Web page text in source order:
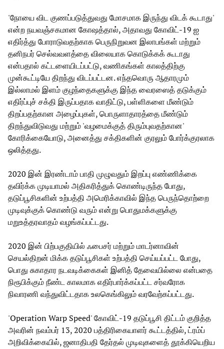
'நோயை விட குணப்படுத்துவது மோசமாக இருந்து விடக் கூடாது'
என்ற நயவஞ்சகமான கோஷத்தால், அதாவது கோவிட்-19 ஐ
எதிர்த்து போராடுவதற்காக பெருநிறுவன இலாபங்கள் மற்றும்
தனிநபர் செல்வவளத்தை விலையாக கொடுக்கக் கூடாது
என்பதால் கட்டளையிடப்பட்டு, வணிகங்கள் காலத்திற்கு
முன்கூட்டியே திறந்து விடப்பட்டன. எந்தவொரு ஆதாரமும்
இல்லாமல் இளம் குழந்தைகளுக்கு இந்த வைரஸைத் தடுக்கும்
எதிர்ப்புச் சக்தி இருப்பதாக வாதிட்டு, பள்ளிகளை மீண்டும்
திறப்பதற்கான அழைப்புகள், பொருளாதாரத்தை மீண்டும்
திறந்துவிடுவது மற்றும் 'வழமைக்குத் திரும்புவதற்கான'
கோரிக்கையோடு, அனைத்து சக்திகளின் குரலும் போர்க்குரலாக
ஒலித்தது.
2020 இன் இரண்டாம் பாதி முழுவதும் இறப்பு எண்ணிக்கை
தவிர்க்க முடியாமல் அதிகரித்துக் கொண்டிருந்த போது,
தடுப்பூசிகளின் உற்பத்தி அமெரிக்காவில் இந்த பெருந்தொற்றை
முடிவுக்குக் கொண்டு வரும் என்று பொதுமக்களுக்கு
மறுஉத்தரவாதம் வழங்கப்பட்டது.
2020 இன் பிற்பகுதியில் ஃபைசர் மற்றும் மாடர்னாவின்
செயல்திறன் மிக்க தடுப்பூசிகள் உற்பத்தி செய்யப்பட்ட போது,
பொது சுகாதார நடவடிக்கைகள் இனித் தேவையில்லை என்பதை
நிரூபிக்கும் நீண்ட காலமாக எதிர்பார்க்கப்பட்ட சர்வரோக
நிவாரணி வந்துவிட்டதாக உலகெங்கிலும் வரவேற்கப்பட்டது.
'Operation Warp Speed' கோவிட்-19 தடுப்பூசி திட்டம் குறித்த
அவரின் நவம்பர் 13, 2020 பத்திரிகையாளர் கூட்டத்தில், ட்ரம்ப்
அறிவிக்கையில், ஜனாதிபதி தேர்தல் முடிவுகளைத் தூக்கியெறிய